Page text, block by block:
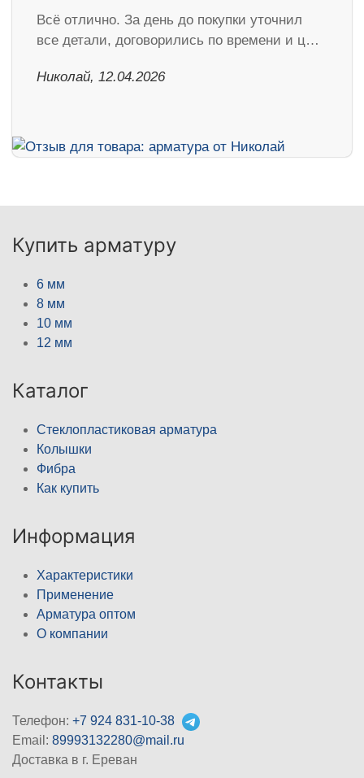
Всё отлично. За день до покупки уточнил
все детали, договорились по времени и ц…
Николай, 12.04.2026
Купить арматуру
6 мм
8 мм
10 мм
12 мм
Каталог
Стеклопластиковая арматура
Колышки
Фибра
Как купить
Информация
Характеристики
Применение
Арматура оптом
О компании
Контакты
Телефон: +7 924 831-10-38
Email: 89993132280@mail.ru
Доставка в г. Ереван